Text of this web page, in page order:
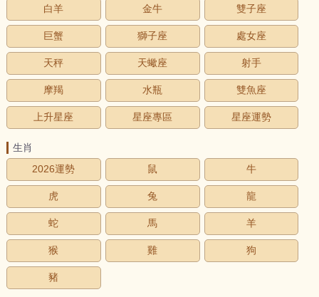
白羊
金牛 雙子座
巨蟹 獅子座 處女座
天秤 天蠍座 射手
摩羯 水瓶 雙魚座
上升星座 星座專區 星座運勢
生肖
2026運勢
鼠 牛
虎 兔 龍
蛇 馬 羊
猴 雞 狗
豬